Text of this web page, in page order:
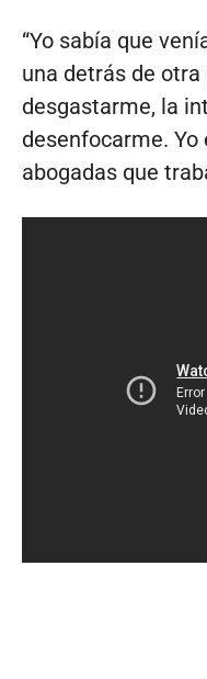
“Yo sabía que
una detrás de
desgastarme, la
desenfocarme.
abogadas que